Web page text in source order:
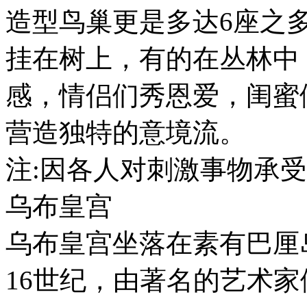
造型鸟巢更是多达6座之
挂在树上，有的在丛林
感，情侣们秀恩爱，闺
营造独特的意境流。
注:因各人对刺激事物承
乌布皇宫
乌布皇宫坐落在素有巴
16世纪，由著名的艺术